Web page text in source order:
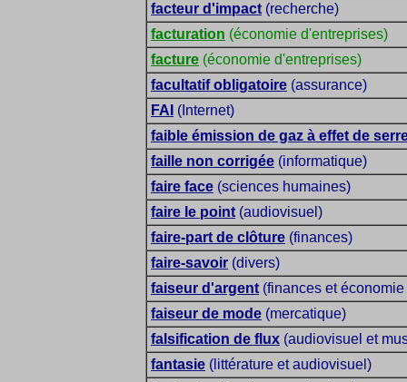
facteur d'impact (recherche)
facturation (économie d'entreprises)
facture (économie d'entreprises)
facultatif obligatoire (assurance)
FAI (Internet)
faible émission de gaz à effet de
faille non corrigée (informatique)
faire face (sciences humaines)
faire le point (audiovisuel)
faire-part de clôture (finances)
faire-savoir (divers)
faiseur d'argent (finances et
faiseur de mode (mercatique)
falsification de flux (audiovisuel et
fantasie (littérature et audiovisuel)